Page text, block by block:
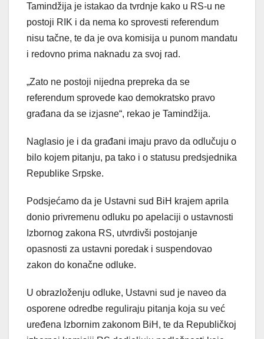
Tamindžija je istakao da tvrdnje kako u RS-u ne
postoji RIK i da nema ko sprovesti referendum
nisu tačne, te da je ova komisija u punom mandatu
i redovno prima naknadu za svoj rad.
„Zato ne postoji nijedna prepreka da se
referendum sprovede kao demokratsko pravo
građana da se izjasne“, rekao je Tamindžija.
Naglasio je i da građani imaju pravo da odlučuju o
bilo kojem pitanju, pa tako i o statusu predsjednika
Republike Srpske.
Podsjećamo da je Ustavni sud BiH krajem aprila
donio privremenu odluku po apelaciji o ustavnosti
Izbornog zakona RS, utvrdivši postojanje
opasnosti za ustavni poredak i suspendovao
zakon do konačne odluke.
U obrazloženju odluke, Ustavni sud je naveo da
osporene odredbe reguliraju pitanja koja su već
uređena Izbornim zakonom BiH, te da Republičkoj